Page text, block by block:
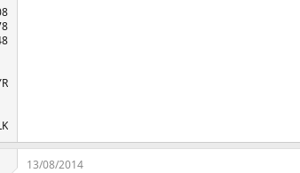
13/08/2014